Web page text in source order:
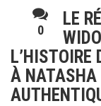
0
LE
L’HISTOIRE
À NATASHA